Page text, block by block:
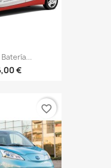
€
favorite_border